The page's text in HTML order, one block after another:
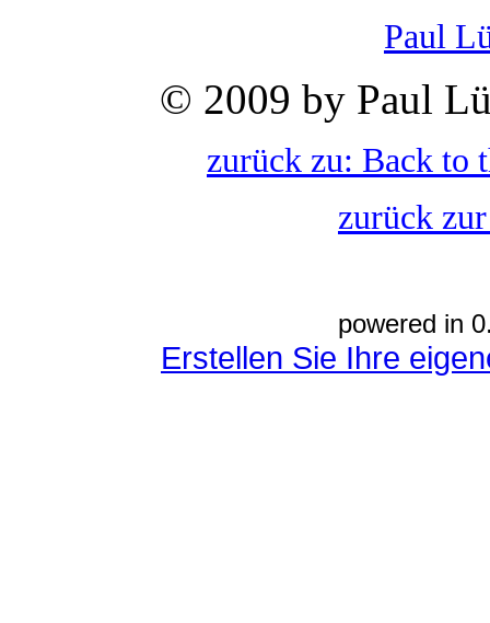
Paul
© 2009 by Paul
zurück zu: Back to
zurück
powered in
Erstellen Sie Ihre